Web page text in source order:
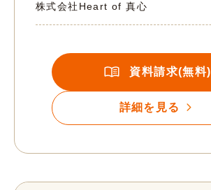
株式会社Heart of 真心
資料請求(無料)
詳細を見る